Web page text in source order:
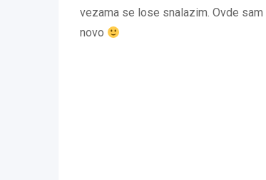
vezama se lose snalazim. Ovde
novo